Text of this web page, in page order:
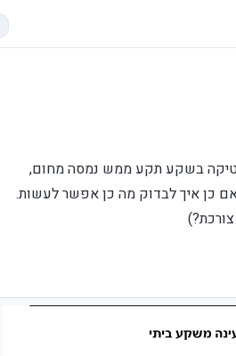
בשקע תקע ממש נמסה מחום,
כן איך לבדוק מה כן אפשר לעשות.